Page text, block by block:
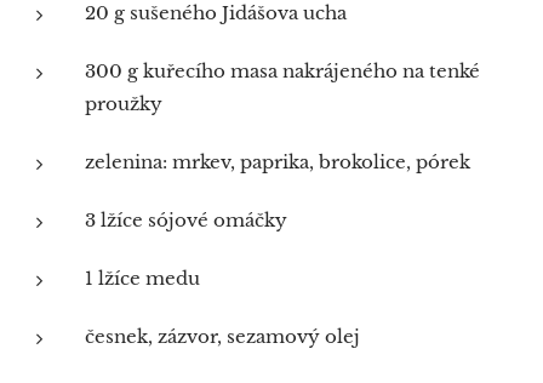
20 g sušeného Jidášova ucha
300 g kuřecího masa nakrájeného na tenké
proužky
zelenina: mrkev, paprika, brokolice, pórek
3 lžíce sójové omáčky
1 lžíce medu
česnek, zázvor, sezamový olej